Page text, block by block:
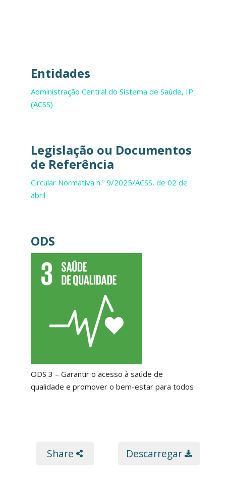
Entidades
Administração Central do Sistema de Saúde, IP
(ACSS)
Legislação ou Documentos
de Referência
Circular Normativa n.º 9/2025/ACSS, de 02 de
abril
ODS
ODS 3 – Garantir o acesso à saúde de
qualidade e promover o bem-estar para todos
Share Descarregar